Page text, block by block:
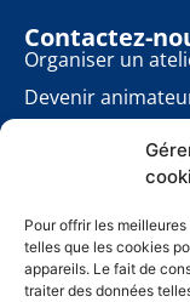
Pour offrir les
telles que les cookies
appareils. Le fait de
traiter des données
Contactez-
Organiser un
Devenir
Contact presse
À propos
Mentions légales